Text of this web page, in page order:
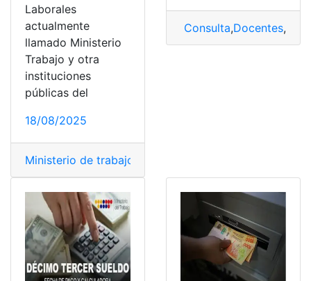
Laborales
actualmente
llamado Ministerio
Trabajo y otra
instituciones
públicas del
18/08/2025
Ministerio de trabajo
Consulta,Docentes,